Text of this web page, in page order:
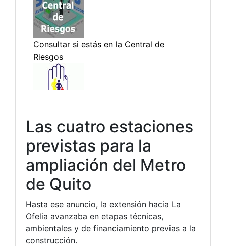
Las cuatro estaciones
previstas para la
ampliación del Metro
de Quito
Hasta ese anuncio, la extensión hacia La
Ofelia avanzaba en etapas técnicas,
ambientales y de financiamiento previas a la
construcción.